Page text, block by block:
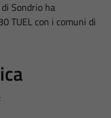
Sondrio ha
TUEL con i comuni di